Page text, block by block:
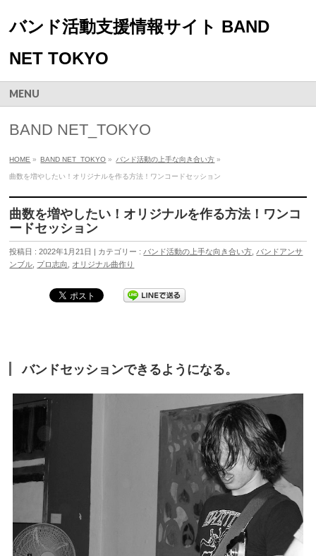
バンド活動支援情報サイト BAND
NET TOKYO
MENU
BAND NET_TOKYO
HOME » BAND NET_TOKYO » バンド活動の上手な向き合い方 »
曲数を増やしたい！オリジナルを作る方法！ワンコードセッション
曲数を増やしたい！オリジナルを作る方法！ワンコ
ードセッション
投稿日 : 2022年1月21日 | カテゴリー : バンド活動の上手な向き合い方 バンドアンサ
ンブル プロ志向 オリジナル曲作り
バンドセッションできるようになる。